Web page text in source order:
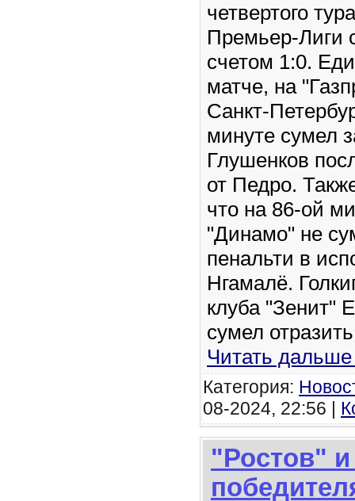
четвертого
Премьер-Лиги
счетом 1:0.
матче, на
Санкт-
минуте сумел
Глушенков
от Педро.
что на 86-ой
"Динамо" не
пенальти в
Нгамалё.
клуба "Зенит"
сумел
Читать
Категория:
08-2024, 22:56 |
"Ростов"